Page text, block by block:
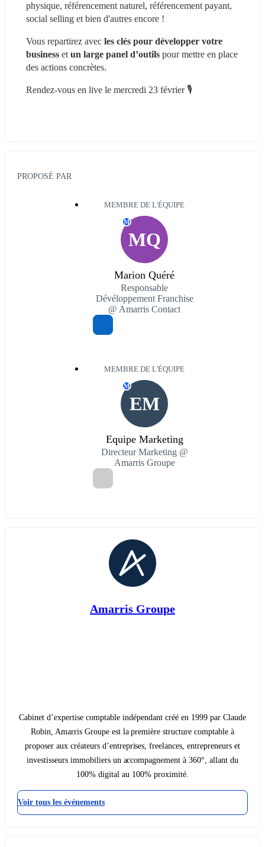
physique, référencement naturel, référencement payant,
social selling et bien d'autres encore !
Vous repartirez avec les clés pour développer votre
business et un large panel d’outils pour mettre en place
des actions concrètes.
Rendez-vous en live le mercredi 23 février 🎙️
PROPOSÉ PAR
MEMBRE DE L'ÉQUIPE
MQ
M
Marion Quéré
Responsable
Dévéloppement Franchise
@ Amarris Contact
MEMBRE DE L'ÉQUIPE
EM
M
Equipe Marketing
Directeur Marketing @
Amarris Groupe
Amarris Groupe
Cabinet d’expertise comptable indépendant créé en 1999 par Claude
Robin, Amarris Groupe est la première structure comptable à
proposer aux créateurs d’entreprises, freelances, entrepreneurs et
investisseurs immobiliers un accompagnement à 360°, allant du
100% digital au 100% proximité.
Voir tous les événements